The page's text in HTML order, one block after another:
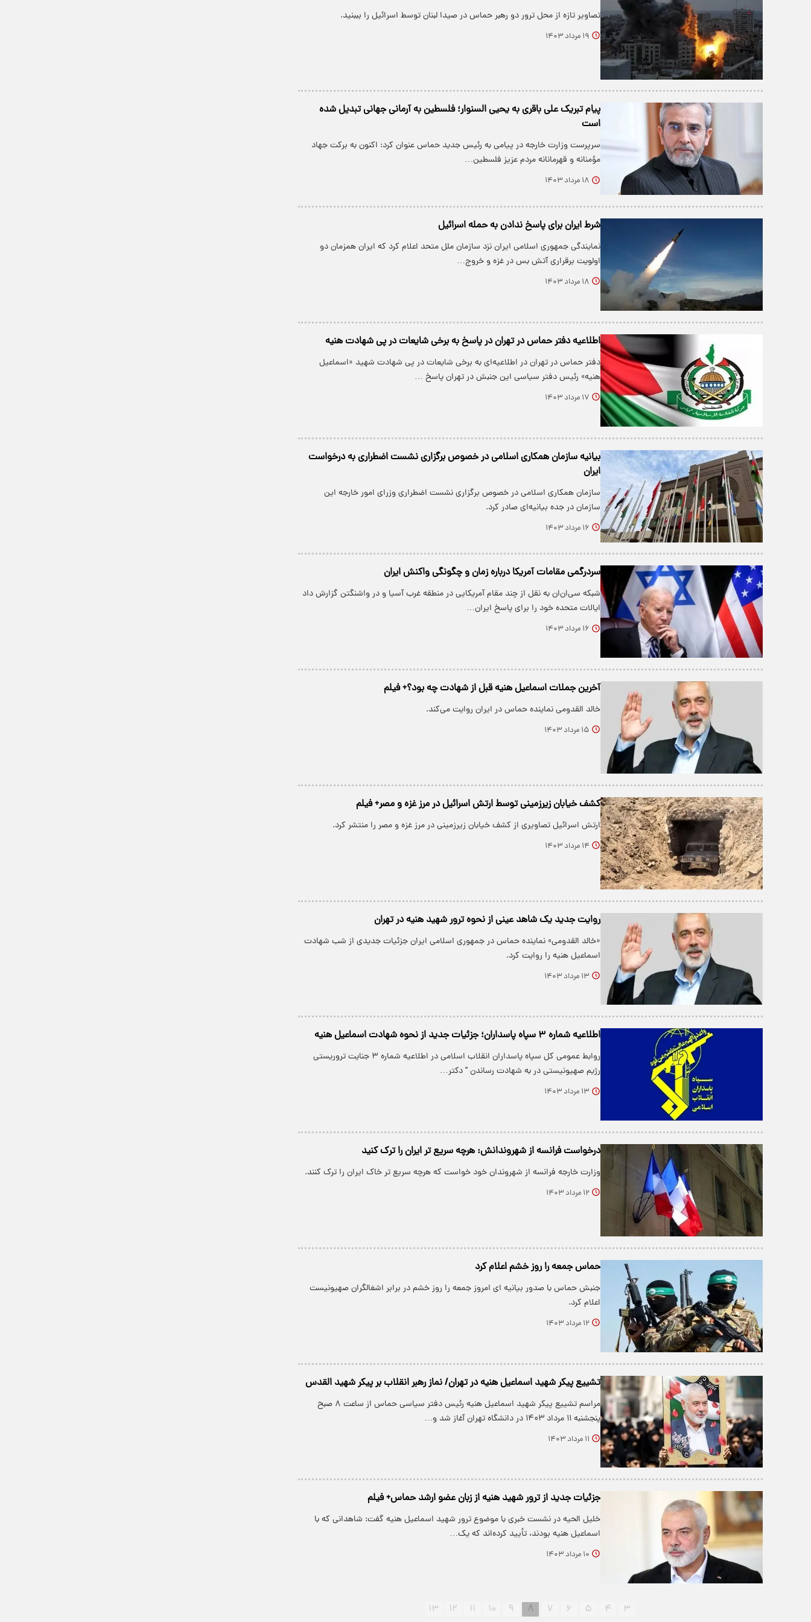
تصاویر تازه از محل ترور دو رهبر حماس در صیدا لبنان توسط اسرائیل را بببنید.
۱۹ مرداد ۱۴۰۳
پیام تبریک علی باقری به یحیی السنوار؛ فلسطین به آرمانی جهانی تبدیل شده
است
سرپرست وزارت خارجه در پیامی به رئیس جدید حماس عنوان کرد: اکنون به برکت جهاد
مؤمنانه و قهرمانانه مردم عزیز فلسطین…
۱۸ مرداد ۱۴۰۳
شرط ایران برای پاسخ ندادن به حمله اسرائیل
نمایندگی جمهوری اسلامی ایران نزد سازمان ملل متحد اعلام کرد که ایران همزمان دو
اولویت برقراری آتش بس در غزه و خروج…
۱۸ مرداد ۱۴۰۳
اطلاعیه دفتر حماس در تهران در پاسخ به برخی شایعات در پی شهادت هنیه
دفتر حماس در تهران در اطلاعیه‌ای به برخی شایعات در پی شهادت شهید «اسماعیل
هنیه» رئیس دفتر سیاسی این جنبش در تهران پاسخ …
۱۷ مرداد ۱۴۰۳
بیانیه سازمان همکاری اسلامی در خصوص برگزاری نشست اضطراری به درخواست
ایران
سازمان همکاری اسلامی در خصوص برگزاری نشست اضطراری وزرای امور خارجه این
سازمان در جده بیانیه‌ای صادر کرد.
۱۶ مرداد ۱۴۰۳
سردرگمی مقامات آمریکا درباره زمان و چگونگی واکنش ایران
شبکه سی‌ان‌ان به نقل از چند مقام آمریکایی در منطقه غرب آسیا و در واشنگتن گزارش داد
ایالات متحده خود را برای پاسخ ایران…
۱۶ مرداد ۱۴۰۳
آخرین جملات اسماعیل هنیه قبل از شهادت چه بود؟+ فیلم
خالد القدومی نماینده حماس در ایران روایت می‌کند.
۱۵ مرداد ۱۴۰۳
کشف خیابان زیرزمینی توسط ارتش اسرائیل در مرز غزه و مصر+ فیلم
ارتش اسرائیل تصاویری از کشف خیابان زیرزمینی در مرز غزه و مصر را منتشر کرد.
۱۴ مرداد ۱۴۰۳
روایت جدید یک شاهد عینی از نحوه ترور شهید هنیه در تهران
«خالد القدومی» نماینده حماس در جمهوری اسلامی ایران جزئیات جدیدی از شب شهادت
اسماعیل هنیه را روایت کرد.
۱۳ مرداد ۱۴۰۳
اطلاعیه شماره ۳ سپاه پاسداران؛ جزئیات جدید از نحوه شهادت اسماعیل هنیه
روابط عمومی کل سپاه پاسداران انقلاب اسلامی در اطلاعیه شماره ۳ جنایت تروریستی
رژیم صهیونیستی در به شهادت رساندن " دکتر…
۱۳ مرداد ۱۴۰۳
درخواست فرانسه از شهروندانش: هرچه سریع تر ایران را ترک کنید
وزارت خارجه فرانسه از شهروندان خود خواست که هرچه سریع تر خاک ایران را ترک کنند.
۱۲ مرداد ۱۴۰۳
حماس جمعه را روز خشم اعلام کرد
جنبش حماس با صدور بیانیه ای امروز جمعه را روز خشم در برابر اشغالگران صهیونیست
اعلام کرد.
۱۲ مرداد ۱۴۰۳
تشییع پیکر شهید اسماعیل هنیه در تهران/ نماز رهبر انقلاب بر پیکر شهید القدس
مراسم تشییع پیکر شهید اسماعیل هنیه رئیس دفتر سیاسی حماس از ساعت ۸ صبح
پنجشنبه ۱۱ مرداد ۱۴۰۳ در دانشگاه تهران آغاز شد و…
۱۱ مرداد ۱۴۰۳
جزئیات جدید از ترور شهید هنیه از زبان عضو ارشد حماس+ فیلم
خلیل الحیه در نشست خبری با موضوع ترور شهید اسماعیل هنیه گفت: شاهدانی که با
اسماعیل هنیه بودند، تأیید کرده‌اند که یک…
۱۰ مرداد ۱۴۰۳
۳ ۴ ۵ ۶ ۷ ۸ ۹ ۱۰ ۱۱ ۱۲ ۱۳